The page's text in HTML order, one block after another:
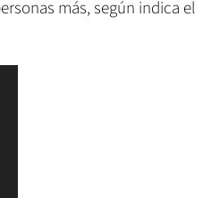
más, según indica el